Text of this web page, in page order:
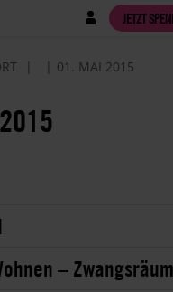
JETZT
01. MAI 2015
–